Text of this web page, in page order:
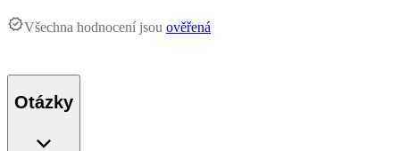
Všechna hodnocení jsou ověřená
Otázky